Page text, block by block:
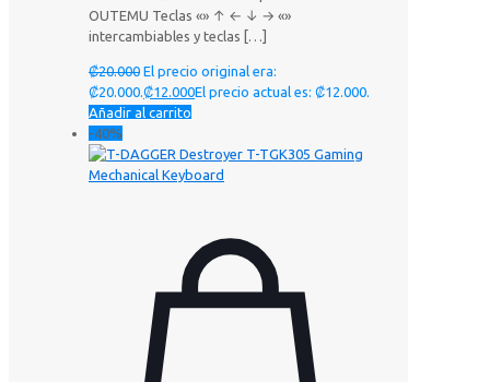
OUTEMU Teclas «» ↑ ← ↓ → «»
intercambiables y teclas […]
₡20.000 El precio original era:
₡20.000. ₡12.000El precio actual es: ₡12.000.
Añadir al carrito
-40%